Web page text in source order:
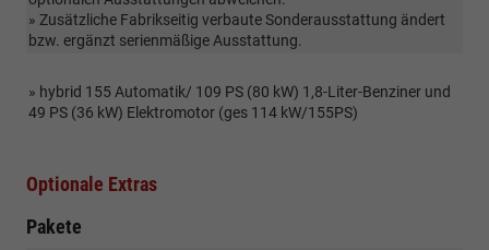
» Zusätzliche Fabrikseitig verbaute Sonderausstattung ändert
bzw. ergänzt serienmäßige Ausstattung.
» hybrid 155 Automatik/ 109 PS (80 kW) 1,8-Liter-Benziner und
49 PS (36 kW) Elektromotor (ges 114 kW/155PS)
Optionale Extras
Pakete